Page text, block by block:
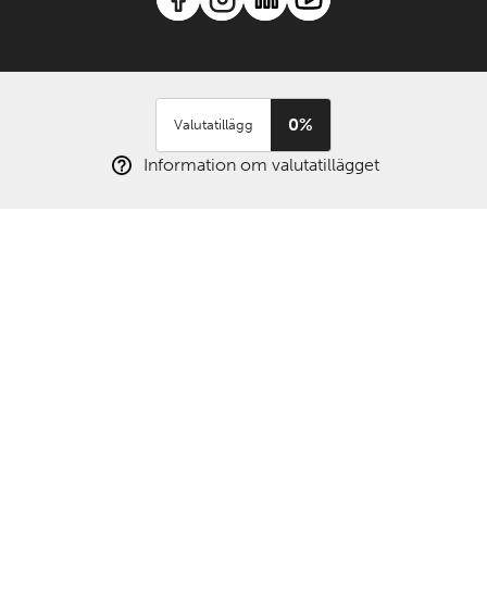
Valutatillägg
0%
Information om valutatillägget